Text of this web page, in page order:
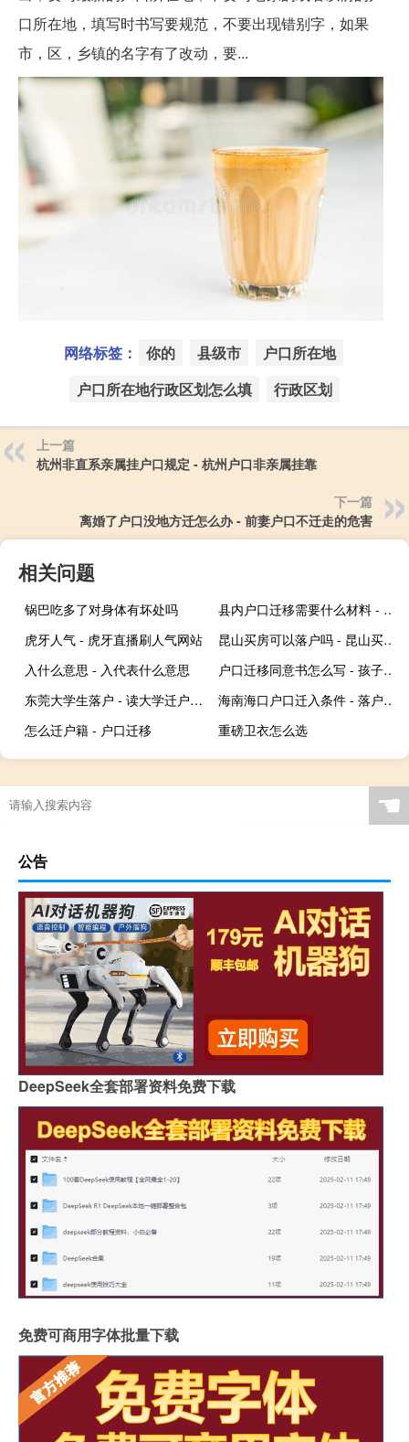
口所在地，填写时书写要规范，不要出现错别字，如果
市，区，乡镇的名字有了改动，要...
网络标签： 你的 县级市
户口所在地
户口所在地行政区划怎么填
行政区划
上一篇
杭州非直系亲属挂户口规定 - 杭州户口非亲属挂靠
下一篇
离婚了户口没地方迁怎么办 - 前妻户口不迁走的危害
相关问题
锅巴吃多了对身体有坏处吗
县内户口迁移需要什么材料 - 一个县城迁户口要开证明吗
虎牙人气 - 虎牙直播刷人气网站
昆山买房可以落户吗 - 昆山买了房子就能落户吗
入什么意思 - 入代表什么意思
户口迁移同意书怎么写 - 孩子转户口父亲同意书
东莞大学生落户 - 读大学迁户口太坑了
海南海口户口迁入条件 - 落户口到海口市需要什么条件
怎么迁户籍 - 户口迁移
重磅卫衣怎么选
☚
公告
DeepSeek全套部署资料免费下载
免费可商用字体批量下载